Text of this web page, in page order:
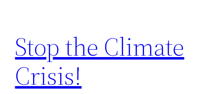
springen
Stop the Climate
Crisis!